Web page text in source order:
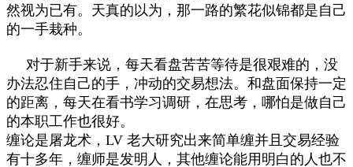
然视为已有。天真的以为，那一路的繁花似锦都是自己
的一手栽种。
对于新手来说，每天看盘苦苦等待是很艰难的，没
办法忍住自己的手，冲动的交易想法。和盘面保持一定
的距离，每天在看书学习调研，在思考，哪怕是做自己
的本职工作也很好。
缠论是屠龙术，LV 老大研究出来简单缠并且交易经验
有十多年，缠师是发明人，其他缠论能用明白的人也不